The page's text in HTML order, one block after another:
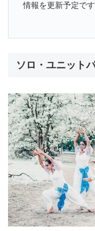
情報を更新予定です
ソロ・ユニット